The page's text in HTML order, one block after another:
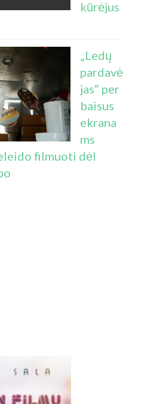
kūrėjus
„Ledų
pardavė
jas“ per
baisus
ekrana
ms
filmuoti dėl